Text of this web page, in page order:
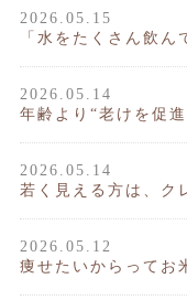
2026.05.15
「水をたくさん飲ん
2026.05.14
年齢より“老けを促
2026.05.14
若く見える方は、ク
2026.05.12
痩せたいからってお